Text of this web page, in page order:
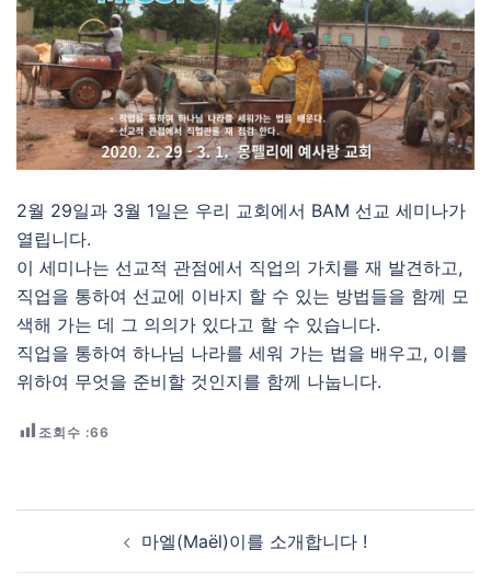
2월 29일과 3월 1일은 우리 교회에서 BAM 선교 세미나가
열립니다.
이 세미나는 선교적 관점에서 직업의 가치를 재 발견하고,
직업을 통하여 선교에 이바지 할 수 있는 방법들을 함께 모
색해 가는 데 그 의의가 있다고 할 수 있습니다.
직업을 통하여 하나님 나라를 세워 가는 법을 배우고, 이를
위하여 무엇을 준비할 것인지를 함께 나눕니다.
조회수 :66
Post navigation
마엘(Maël)이를 소개합니다 !